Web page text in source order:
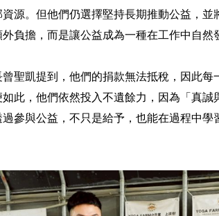
源。但他們仍選擇堅持長期推動公益，並
負擔，而是讓公益成為一種在工作中自然
聖凱提到，他們的捐款無法抵稅，因此
此，他們依然投入不遺餘力，因為「真
參與公益，不只是給予，也能在過程中學